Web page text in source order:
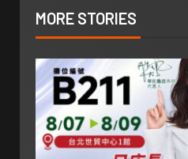
MORE STORIES